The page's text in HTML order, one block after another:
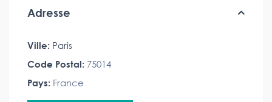
Adresse
Ville: Paris
Code Postal: 75014
Pays: France